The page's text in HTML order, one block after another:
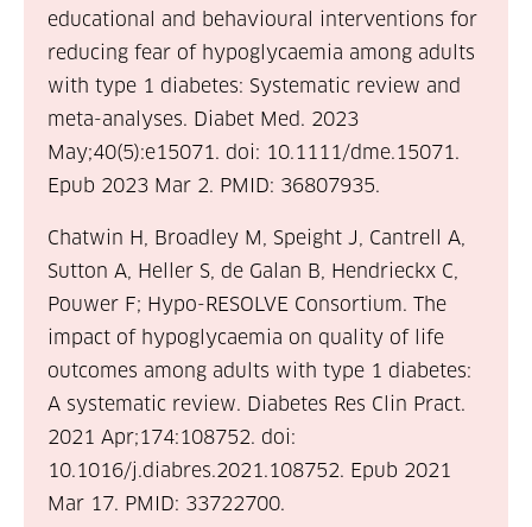
educational and behavioural interventions for
reducing fear of hypoglycaemia among adults
with type 1 diabetes: Systematic review and
meta-analyses. Diabet Med. 2023
May;40(5):e15071. doi: 10.1111/dme.15071.
Epub 2023 Mar 2. PMID: 36807935.
Chatwin H, Broadley M, Speight J, Cantrell A,
Sutton A, Heller S, de Galan B, Hendrieckx C,
Pouwer F; Hypo-RESOLVE Consortium. The
impact of hypoglycaemia on quality of life
outcomes among adults with type 1 diabetes:
A systematic review. Diabetes Res Clin Pract.
2021 Apr;174:108752. doi:
10.1016/j.diabres.2021.108752. Epub 2021
Mar 17. PMID: 33722700.